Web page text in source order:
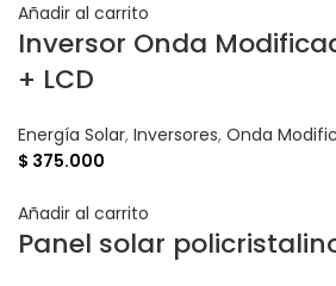
Añadir al carrito
Inversor Onda
+ LCD
Energía Solar, Inversores, Onda
$ 375.000
Añadir al carrito
Panel solar